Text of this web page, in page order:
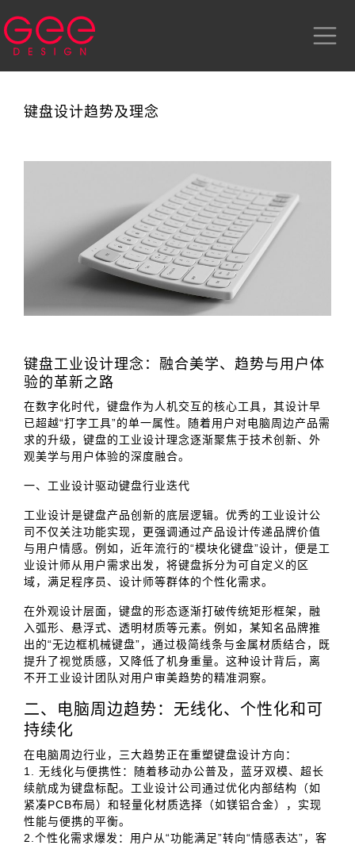
键盘设计趋势及理念
键盘工业设计理念：融合美学、趋势与用户体
验的革新之路
在数字化时代，键盘作为人机交互的核心工具，其设计早
已超越“打字工具”的单一属性。随着用户对电脑周边产品需
求的升级，键盘的工业设计理念逐渐聚焦于技术创新、外
观美学与用户体验的深度融合。
一、工业设计驱动键盘行业迭代
工业设计是键盘产品创新的底层逻辑。优秀的工业设计公
司不仅关注功能实现，更强调通过产品设计传递品牌价值
与用户情感。例如，近年流行的“模块化键盘”设计，便是工
业设计师从用户需求出发，将键盘拆分为可自定义的区
域，满足程序员、设计师等群体的个性化需求。
在外观设计层面，键盘的形态逐渐打破传统矩形框架，融
入弧形、悬浮式、透明材质等元素。例如，某知名品牌推
出的“无边框机械键盘”，通过极简线条与金属材质结合，既
提升了视觉质感，又降低了机身重量。这种设计背后，离
不开工业设计团队对用户审美趋势的精准洞察。
二、电脑周边趋势：无线化、个性化和可
持续化
在电脑周边行业，三大趋势正在重塑键盘设计方向：
1. 无线化与便携性：随着移动办公普及，蓝牙双模、超长
续航成为键盘标配。工业设计公司通过优化内部结构（如
紧凑PCB布局）和轻量化材质选择（如镁铝合金），实现
性能与便携的平衡。
2.个性化需求爆发：用户从“功能满足”转向“情感表达”，客